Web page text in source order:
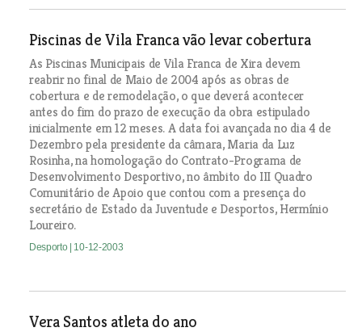
Piscinas de Vila Franca vão levar cobertura
As Piscinas Municipais de Vila Franca de Xira devem
reabrir no final de Maio de 2004 após as obras de
cobertura e de remodelação, o que deverá acontecer
antes do fim do prazo de execução da obra estipulado
inicialmente em 12 meses. A data foi avançada no dia 4 de
Dezembro pela presidente da câmara, Maria da Luz
Rosinha, na homologação do Contrato-Programa de
Desenvolvimento Desportivo, no âmbito do III Quadro
Comunitário de Apoio que contou com a presença do
secretário de Estado da Juventude e Desportos, Hermínio
Loureiro.
Desporto | 10-12-2003
Vera Santos atleta do ano